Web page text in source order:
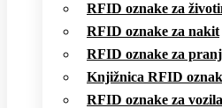
RFID oznake za
RFID oznake za nakit
RFID oznake za
Knjižnica RFID
RFID oznake za vozila